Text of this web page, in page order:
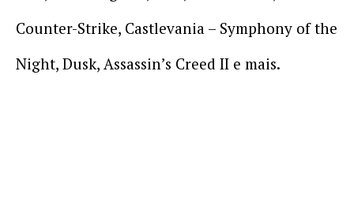
Counter-Strike, Castlevania – Symphony of the
Night, Dusk, Assassin’s Creed II e mais.